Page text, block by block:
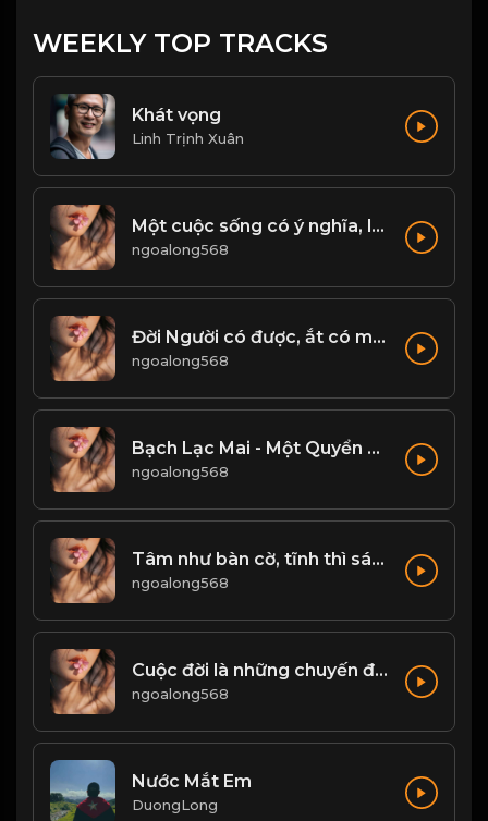
WEEKLY TOP TRACKS
Khát vọng
Linh Trịnh Xuân
Một cuộc sống có ý nghĩa, là không ngừng tìm kiếm đam mê, động lực để phấn đấu...! & Đạo
ngoalong568
Đời Người có được, ắt có mất...! & Đạo
ngoalong568
Bạch Lạc Mai - Một Quyển Phong Hoa Đại Đường! & Đạo
ngoalong568
Tâm như bàn cờ, tĩnh thì sáng - loạn thì mê! & Đạo
ngoalong568
Cuộc đời là những chuyến đi, chỉ có buông bỏ mới có thể tiến xa hơn! & Đạo
ngoalong568
Nước Mắt Em
DuongLong